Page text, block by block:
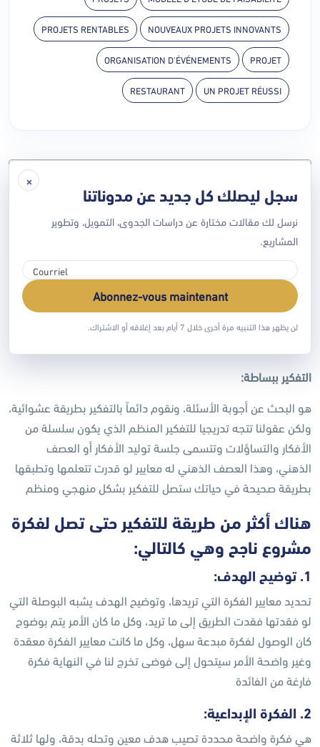
NOUVEAUX PROJETS INNOVANTS
PROJETS RENTABLES
PROJET
ORGANISATION D'ÉVÉNEMENTS
UN PROJET RÉUSSI
RESTAURANT
تأسيس مشروع ريادي
هناك أكثر من طريقة للتفكير حتى تصل لفكرة مشروع ناجح
وهي كالتالي:
تأسيس مشروع ريادي
من أكثر الأسئلة التي نسمعها في مجال المشاريع الريادية كيف أبدأ
بفكرة مشروع، في هذه المقالة سنوضح لكم كیف یمكن إنتاج
التفكیر ببساطة:
ھو البحث عن أجوبة الأسئلة، ونقوم دائماً بالتفكير بطریقة عشوائیة،
ولكن عقولنا تتجه تدریجيا للتفكیر المنظم الذي یكون سلسلة من
الأفكار والتساؤلات وتتسمى جلسة تولید الأفكار أو العصف
الذھني، وھذا العصف الذھني له معاییر لو قدرت تتعلمھا وتطبقھا
بطریقة صحیحة في حیاتك ستصل للتفكیر بشكل منھجي ومنظم
هناك أكثر من طريقة للتفكير حتى تصل لفكرة
مشروع ناجح وهي كالتالي:
1. توضیح الھدف:
تحدید معاییر الفكرة التي تريدها، وتوضیح الھدف یشبه البوصلة التي
لو فقدتھا فقدت الطریق إلى ما ترید، وكل ما كان الأمر یتم بوضوح
كان الوصول لفكرة مبدعة سھل، وكل ما كانت معاییر الفكرة معقدة
وغیر واضحة الأمر سيتحول إلى فوضى تخرج لنا في النھایة فكرة
فارغة من الفائدة
2. الفكرة الإبداعیة:
ھي فكرة واضحة محددة ‏تصیب ھدف معین وتحله بدقة، ولھا ثلاثة
×
سجل ليصلك كل جديد عن مدوناتنا
نرسل لك مقالات مختارة عن دراسات الجدوى، التمويل، وتطوير
المشاريع.
Abonnez-vous maintenant
لن يظهر هذا التنبيه مرة أخرى خلال 7 أيام بعد إغلاقه أو الاشتراك.